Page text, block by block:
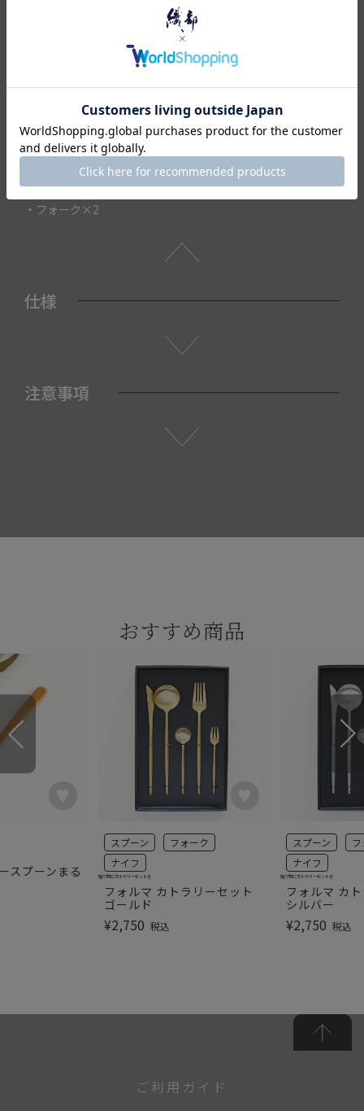
和食にも洋食にも相性が良く、ワンランク上の食卓にしてく
シャープな持ち手が手に馴染みやすくて使いやすい、飽きの
こないデザイン。
実用性もあるおしゃれなデザインのこちらのカトラリーで、
毎日の食事を楽しんでみてはいかがでしょうか。
＜セット内容＞
・ナイフ×1
・スプーン×2
・フォーク×2
仕様
注意事項
おすすめ商品
スプーンまる
フォルマ カトラリーセット
ゴールド
スプーン
フォーク
ナイフ
¥2,750 税込
贈り物にカトラリーセットを
フォルマ カ
シルバー
スプーン
ナイフ
¥2,750 税込
贈り物にカトラリーセットを
ご利用ガイド